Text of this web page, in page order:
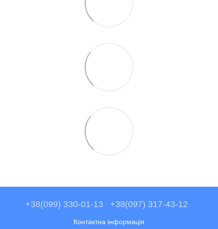
+38(099) 330-01-13 +38(097) 317-43-12
Контактна інформація